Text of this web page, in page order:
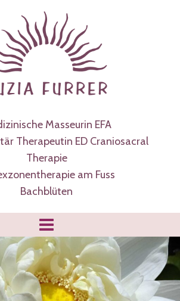
Masseurin EFA
Therapeutin ED Craniosacral
Therapie
am Fuss
Bachblüten